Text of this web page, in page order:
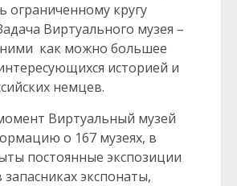
ограниченному кругу
Виртуального музея –
как можно большее
историей и
немцев.
Виртуальный музей
о 167 музеях, в
постоянные экспозиции
запасниках экспонаты,